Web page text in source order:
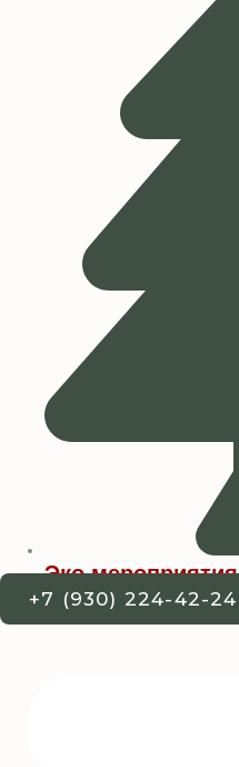
Эко мероприятия
+7 (930) 224-42-24